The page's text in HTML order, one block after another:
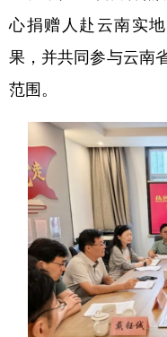
心捐赠人赴云南实
果，并共同参与云南
范围。